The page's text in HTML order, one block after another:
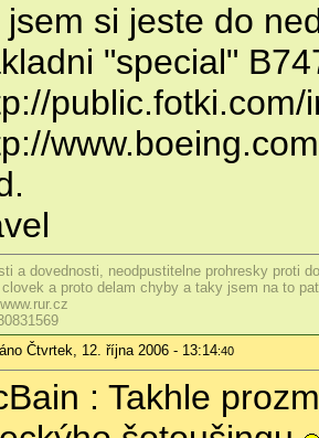
jsem si jeste do
"special"
a dovednosti, neodpustitelne prohresky proti
a proto delam chyby a taky jsem na to
Čtvrtek, 12. října 2006 - 13:14:40
: Takhle